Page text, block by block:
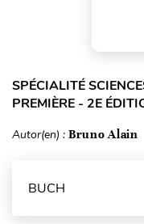
SPÉCIALITÉ
PREMIÈRE - 2E
Autor(en) : Bruno Alain
BUCH